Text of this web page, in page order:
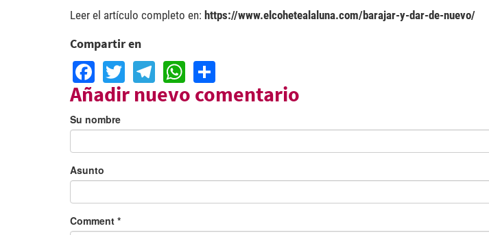
Leer el artículo completo en: https://www.elcohetealaluna.com/barajar-y-dar-de-nuevo/
Compartir en
Facebook
TwitterTelegram
WhatsApp
Añadir nuevo comentario
Su nombre
Asunto
Comment *